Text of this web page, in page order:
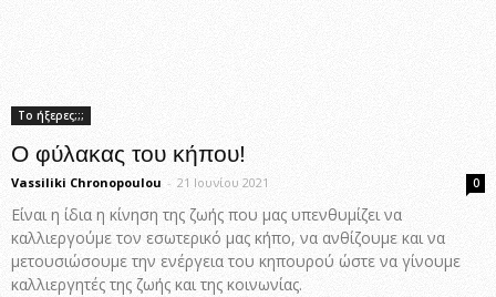
Το ήξερες;;;
Ο φύλακας του κήπου!
Vassiliki Chronopoulou - 21 Ιουνίου 2021 0
Είναι η ίδια η κίνηση της ζωής που μας υπενθυμίζει να
καλλιεργούμε τον εσωτερικό μας κήπο, να ανθίζουμε και να
μετουσιώσουμε την ενέργεια του κηπουρού ώστε να γίνουμε
καλλιεργητές της ζωής και της κοινωνίας.